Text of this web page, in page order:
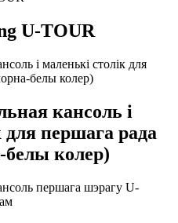
U-TOUR
кансоль і
для першага рада
колер)